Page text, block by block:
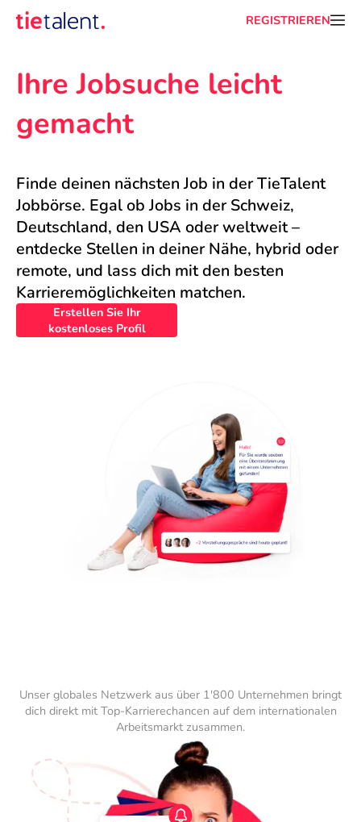
REGISTRIEREN
Ihre Jobsuche leicht
gemacht
Finde deinen nächsten Job in der TieTalent
Jobbörse. Egal ob Jobs in der Schweiz,
Deutschland, den USA oder weltweit –
entdecke Stellen in deiner Nähe, hybrid oder
remote, und lass dich mit den besten
Karrieremöglichkeiten matchen.
Erstellen Sie Ihr
kostenloses Profil
Unser globales Netzwerk aus über 1'800 Unternehmen bringt
dich direkt mit Top-Karrierechancen auf dem internationalen
Arbeitsmarkt zusammen.